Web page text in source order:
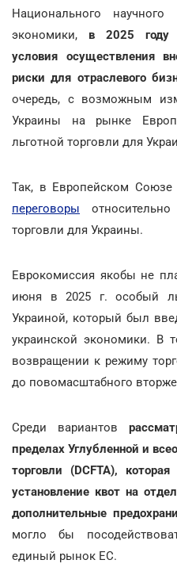
Национального научного
экономики, в 2025 году
условия осуществления
риски для отраслевого
очередь, с возможным
Украины на рынке
льготной торговли для
Так, в Европейском Союзе
переговоры
торговли для Украины.
Еврокомиссия якобы не
июня в 2025 г. особый
Украиной, который был
украинской экономики. В
возвращении к режиму
до повомасштабного
Среди вариантов
пределах Углубленной и
торговли (DCFTA),
установление квот на
дополнительные
могло бы
единый рынок ЕС.